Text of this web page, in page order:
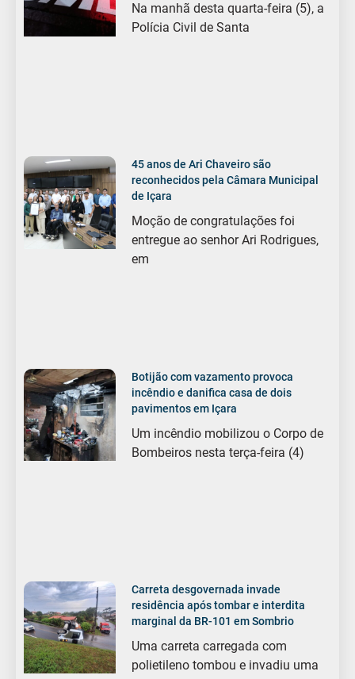
Na manhã desta quarta-feira (5), a
Polícia Civil de Santa
45 anos de Ari Chaveiro são
reconhecidos pela Câmara Municipal
de Içara
Moção de congratulações foi
entregue ao senhor Ari Rodrigues,
em
Botijão com vazamento provoca
incêndio e danifica casa de dois
pavimentos em Içara
Um incêndio mobilizou o Corpo de
Bombeiros nesta terça-feira (4)
Carreta desgovernada invade
residência após tombar e interdita
marginal da BR-101 em Sombrio
Uma carreta carregada com
polietileno tombou e invadiu uma